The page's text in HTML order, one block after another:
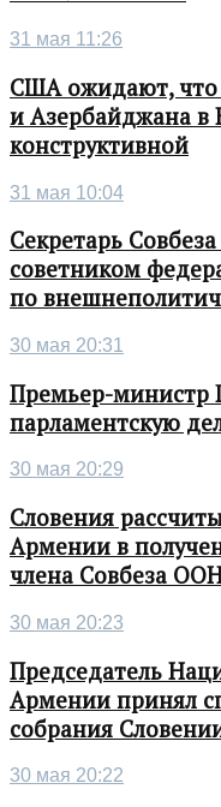
31 мая 11:26
США ожидают, что
и Азербайджана в
конструктивной
31 мая 10:04
Секретарь
советником
по
30 мая 20:31
Премьер-министр
парламентскую
30 мая 20:29
Словения
Армении в
члена Совбеза
30 мая 20:23
Председатель
Армении принял
собрания
30 мая 20:22